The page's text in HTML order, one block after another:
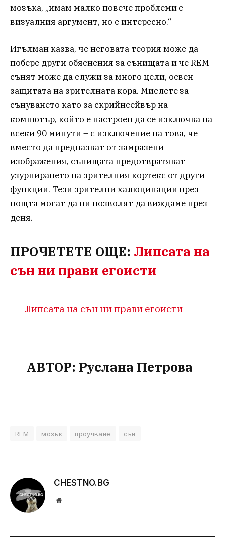
мозъка, „имам малко повече проблеми с
визуалния аргумент, но е интересно.“
Игълман казва, че неговата теория може да
побере други обяснения за сънищата и че REM
сънят може да служи за много цели, освен
защитата на зрителната кора. Мислете за
сънуването като за скрийнсейвър на
компютър, който е настроен да се изключва на
всеки 90 минути – с изключение на това, че
вместо да предпазват от замразени
изображения, сънищата предотвратяват
узурпирането на зрителния кортекс от други
функции. Тези зрителни халюцинации през
нощта могат да ни позволят да виждаме през
деня.
ПРОЧЕТЕТЕ ОЩЕ: Липсата на
сън ни прави егоисти
Липсата на сън ни прави егоисти
АВТОР: Руслана Петрова
REM мозък проучване сън
CHESTNO.BG
Website